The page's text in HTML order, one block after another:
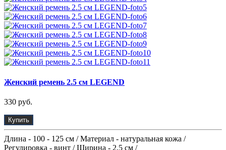
Женский ремень 2.5 см LEGEND
330 руб.
Купить
Длина - 100 - 125 см / Материал - натуральная кожа /
Регулировка - винт / Ширина - 2.5 см /